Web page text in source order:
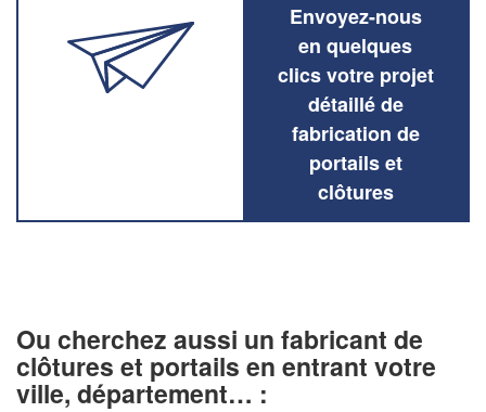
Envoyez-nous
en quelques
clics votre projet
détaillé de
fabrication de
portails et
clôtures
Ou cherchez aussi un fabricant de
clôtures et portails en entrant votre
ville, département… :